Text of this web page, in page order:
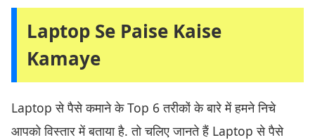
Laptop Se Paise Kaise
Kamaye
Laptop से पैसे कमाने के Top 6 तरीकों के बारे में हमने निचे
आपको विस्तार में बताया है. तो चलिए जानते हैं Laptop से पैसे